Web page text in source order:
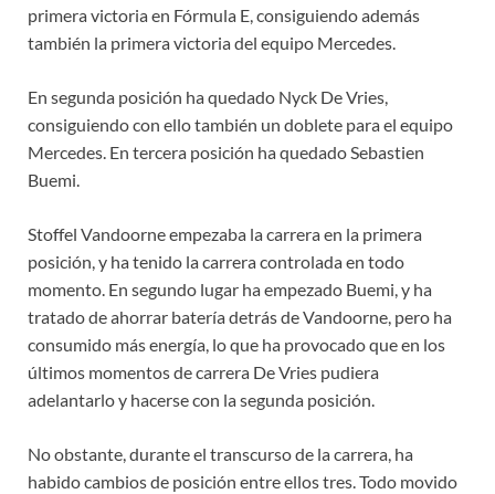
primera victoria en Fórmula E, consiguiendo además
también la primera victoria del equipo Mercedes.
En segunda posición ha quedado Nyck De Vries,
consiguiendo con ello también un doblete para el equipo
Mercedes. En tercera posición ha quedado Sebastien
Buemi.
Stoffel Vandoorne empezaba la carrera en la primera
posición, y ha tenido la carrera controlada en todo
momento. En segundo lugar ha empezado Buemi, y ha
tratado de ahorrar batería detrás de Vandoorne, pero ha
consumido más energía, lo que ha provocado que en los
últimos momentos de carrera De Vries pudiera
adelantarlo y hacerse con la segunda posición.
No obstante, durante el transcurso de la carrera, ha
habido cambios de posición entre ellos tres. Todo movido